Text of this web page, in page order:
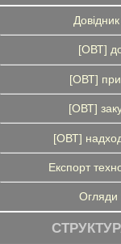
[ОВТ]
[ОВТ]
[ОВТ]
[ОВТ]
Експорт
Огляди